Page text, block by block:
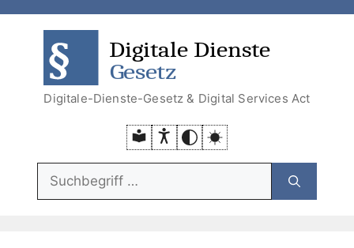
springen
springen
Digitale-Dienste-Gesetz & Digital Services Act
Suchfunktion: